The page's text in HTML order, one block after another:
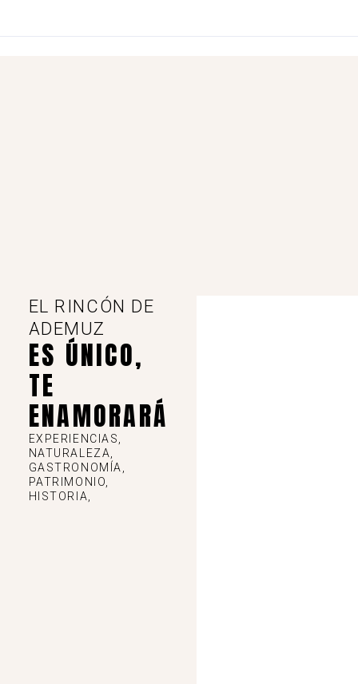
Pl. Mayor, 1, Puebla de San Miguel, España
Contacto: 962 13 00 35
EL RINCÓN DE
ADEMUZ
ES ÚNICO,
TE
ENAMORARÁ
EXPERIENCIAS,
NATURALEZA,
GASTRONOMÍA,
PATRIMONIO,
HISTORIA,